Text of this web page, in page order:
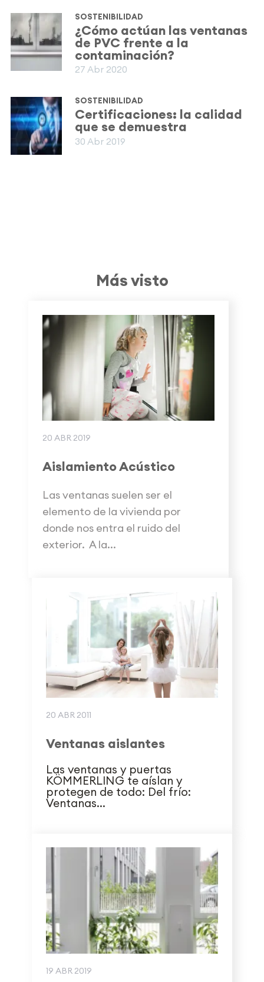
SOSTENIBILIDAD
¿Cómo actúan las ventanas
de PVC frente a la
contaminación?
27 Abr 2020
SOSTENIBILIDAD
Certificaciones: la calidad
que se demuestra
30 Abr 2019
Más visto
20 ABR 2019
Aislamiento Acústico
Las ventanas suelen ser el
elemento de la vivienda por
donde nos entra el ruido del
exterior. A la...
20 ABR 2011
Ventanas aislantes
Las ventanas y puertas
KÖMMERLING te aíslan y
protegen de todo: Del frío:
Ventanas...
19 ABR 2019